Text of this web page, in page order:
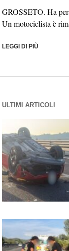
GROSSETO. Ha
Un motociclista è
LEGGI DI PIÙ
ULTIMI ARTICOLI